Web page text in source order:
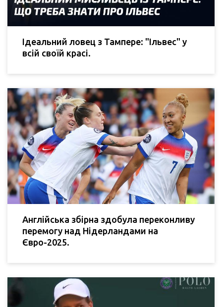
Ідеальний ловец з Тампере: "Ільвес" у
всій своїй красі.
Англійська збірна здобула переконливу
перемогу над Нідерландами на
Євро-2025.